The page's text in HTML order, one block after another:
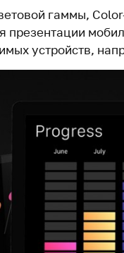
гаммы,
презентации
устройств,